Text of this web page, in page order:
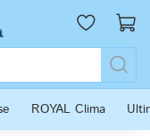
ROYAL Clima